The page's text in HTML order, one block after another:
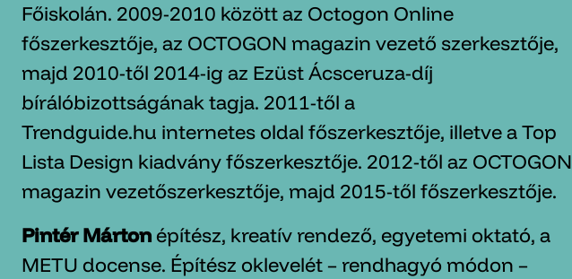
Főiskolán. 2009-2010 között az Octogon Online
főszerkesztője, az OCTOGON magazin vezető szerkesztője,
majd 2010-től 2014-ig az Ezüst Ácsceruza-díj
bírálóbizottságának tagja. 2011-től a
Trendguide.hu internetes oldal főszerkesztője, illetve a Top
Lista Design kiadvány főszerkesztője. 2012-től az OCTOGON
magazin vezetőszerkesztője, majd 2015-től főszerkesztője.
Pintér Márton építész, kreatív rendező, egyetemi oktató, a
METU docense. Építész oklevelét – rendhagyó módon –